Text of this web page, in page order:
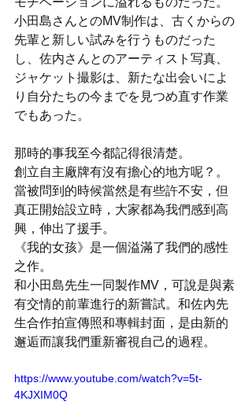
小田島さんとのMV制作は、古くからの
先輩と新しい試みを行うものだった
し、佐内さんとのアーティスト写真、
ジャケット撮影は、新たな出会いによ
り自分たちの今までを見つめ直す作業
でもあった。
那時的事我至今都記得很清楚。
創立自主廠牌有沒有擔心的地方呢？。
當被問到的時候當然是有些許不安，但
真正開始設立時，大家都為我們感到高
興，伸出了援手。
《我的女孩》是一個溢滿了我們的感性
之作。
和小田島先生一同製作MV，可說是與素
有交情的前輩進行的新嘗試。和佐內先
生合作拍宣傳照和專輯封面，是由新的
邂逅而讓我們重新審視自己的過程。
https://www.youtube.com/watch?v=5t-
4KJXIM0Q